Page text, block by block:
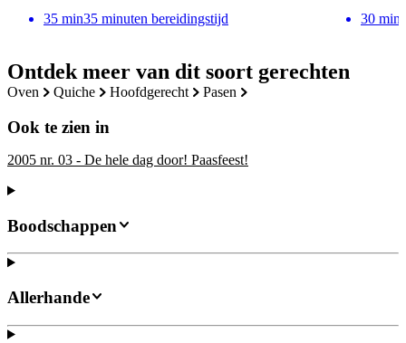
Ontdek meer van dit soort gerechten
oven quiche hoofdgerecht pasen
Ook te zien in
2005 nr. 03 - De hele dag door! Paasfeest!
35 min35 minuten bereidingstijd
30 min
Boodschappen
Allerhande